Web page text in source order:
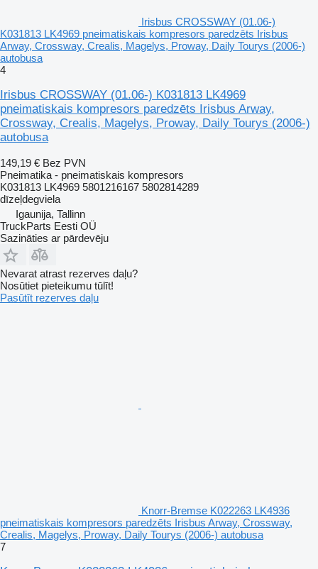
Irisbus CROSSWAY (01.06-)
K031813 LK4969 pneimatiskais kompresors paredzēts Irisbus
Arway, Crossway, Crealis, Magelys, Proway, Daily Tourys (2006-)
autobusa
4
Irisbus CROSSWAY (01.06-) K031813 LK4969
pneimatiskais kompresors paredzēts Irisbus Arway,
Crossway, Crealis, Magelys, Proway, Daily Tourys (2006-)
autobusa
149,19 € Bez PVN
Pneimatika - pneimatiskais kompresors
K031813 LK4969 5801216167 5802814289
dīzeļdegviela
Igaunija, Tallinn
TruckParts Eesti OÜ
Sazināties ar pārdevēju
Nevarat atrast rezerves daļu?
Nosūtiet pieteikumu tūlīt!
Pasūtīt rezerves daļu
Knorr-Bremse K022263 LK4936
pneimatiskais kompresors paredzēts Irisbus Arway, Crossway,
Crealis, Magelys, Proway, Daily Tourys (2006-) autobusa
7